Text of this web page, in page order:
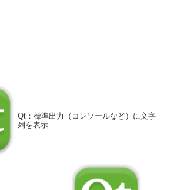
Qt：標準出力（コンソールなど）に文字
列を表示